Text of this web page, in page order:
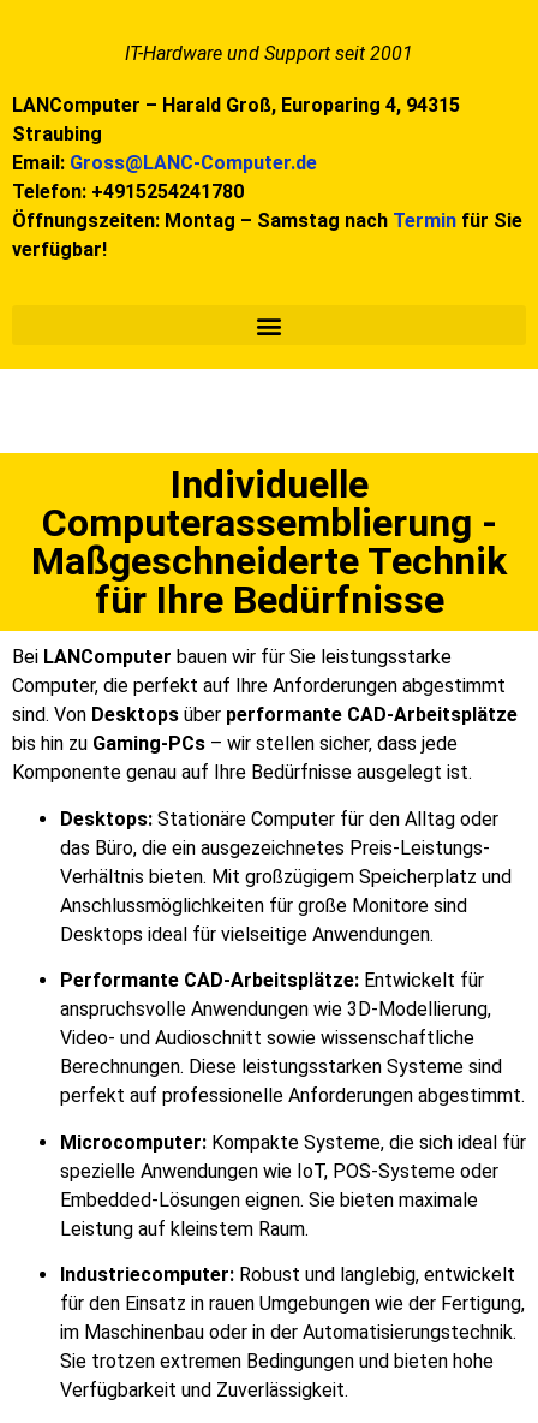
IT-Hardware und Support seit 2001
LANComputer – Harald Groß, Europaring 4, 94315
Straubing
Email: Gross@LANC-Computer.de
Telefon: +4915254241780
Öffnungszeiten: Montag – Samstag nach Termin für Sie
verfügbar!
Individuelle
Computerassemblierung -
Maßgeschneiderte Technik
für Ihre Bedürfnisse
Bei LANComputer bauen wir für Sie leistungsstarke
Computer, die perfekt auf Ihre Anforderungen abgestimmt
sind. Von Desktops über performante CAD-Arbeitsplätze
bis hin zu Gaming-PCs – wir stellen sicher, dass jede
Komponente genau auf Ihre Bedürfnisse ausgelegt ist.
Desktops: Stationäre Computer für den Alltag oder
das Büro, die ein ausgezeichnetes Preis-Leistungs-
Verhältnis bieten. Mit großzügigem Speicherplatz und
Anschlussmöglichkeiten für große Monitore sind
Desktops ideal für vielseitige Anwendungen.
Performante CAD-Arbeitsplätze: Entwickelt für
anspruchsvolle Anwendungen wie 3D-Modellierung,
Video- und Audioschnitt sowie wissenschaftliche
Berechnungen. Diese leistungsstarken Systeme sind
perfekt auf professionelle Anforderungen abgestimmt.
Microcomputer: Kompakte Systeme, die sich ideal für
spezielle Anwendungen wie IoT, POS-Systeme oder
Embedded-Lösungen eignen. Sie bieten maximale
Leistung auf kleinstem Raum.
Industriecomputer: Robust und langlebig, entwickelt
für den Einsatz in rauen Umgebungen wie der Fertigung,
im Maschinenbau oder in der Automatisierungstechnik.
Sie trotzen extremen Bedingungen und bieten hohe
Verfügbarkeit und Zuverlässigkeit.